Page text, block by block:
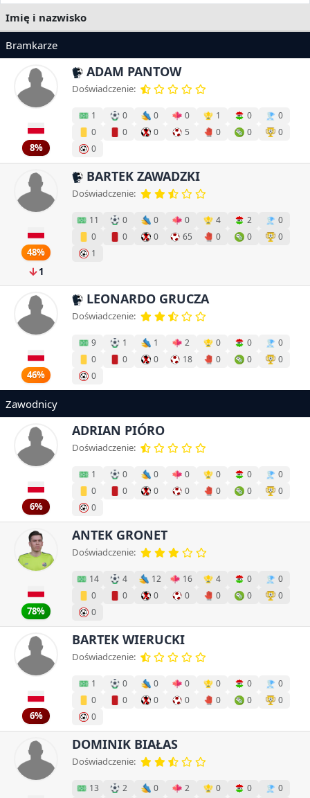
Imię i nazwisko
Bramkarze
8%
ADAM PANTOW
Doświadczenie:
1 0 0 0 1 0
0
0
0 0 5 0 0
0
0
48%
1
BARTEK ZAWADZKI
Doświadczenie:
11 0 0 0 4 2
0
0
0 0 65 0 0
0
1
46%
LEONARDO GRUCZA
Doświadczenie:
9 1 1 2 0 0
0
0
0 0 18 0 0
0
0
Zawodnicy
6%
ADRIAN PIÓRO
Doświadczenie:
1 0 0 0 0 0
0
0
0 0 0 0 0
0
0
78%
ANTEK GRONET
Doświadczenie:
14 4 12 16 4 0
0
0
0 0 0 0 0
0
0
6%
BARTEK WIERUCKI
Doświadczenie:
1 0 0 0 0 0
0
0
0 0 0 0 0
0
0
DOMINIK BIAŁAS
Doświadczenie:
13 2 0 2 0 0
0